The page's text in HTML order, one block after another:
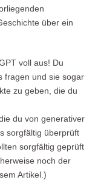
über ein
voll aus! Du
fragen und sie sogar
zu geben, die du
du von generativer
sorgfältig überprüft
sorgfältig geprüft
noch der
Artikel.)